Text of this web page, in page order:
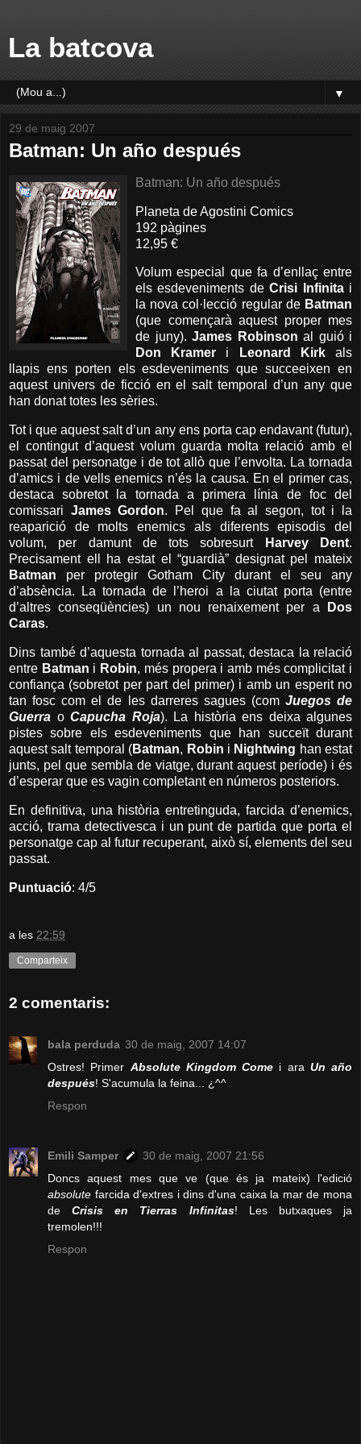
La batcova
▼
29 de maig 2007
Batman: Un año después
Batman: Un año después
Planeta de Agostini Comics
192 pàgines
12,95 €
Volum especial que fa d’enllaç entre
els esdeveniments deCrisi Infinitai
la nova col·lecció regular de Batman
(que començarà aquest proper mes
de juny). James Robinson al guió i
Don Kramer i Leonard Kirkals
llapis ens porten els esdeveniments que succeeixen en
aquest univers de ficció en el salt temporal d’un any que
han donat totes les sèries.
Tot i que aquest salt d’un any ens porta cap endavant (futur),
el contingut d’aquest volum guarda molta relació amb el
passat del personatge i de tot allò que l’envolta. La tornada
d’amics i de vells enemics n’és la causa. En el primer cas,
destaca sobretot la tornada a primera línia de foc del
comissari James Gordon. Pel que fa al segon, tot i la
reaparició de molts enemics als diferents episodis del
volum, per damunt de tots sobresurt
Harvey Dent.
Precisament ell ha estat el “guardià” designat pel mateix
Batman per protegir Gotham City durant el seu any
d’absència. La tornada de l’heroi a la ciutat porta (entre
d’altres conseqüències) un nou renaixement per a
Dos
Caras.
Dins també d’aquesta tornada al passat, destaca la relació
entre Batman i Robin, més propera i amb més complicitat i
confiança (sobretot per part del primer) i amb un esperit no
tan fosc com el de les darreres sagues (com Juegos de
Guerra o Capucha Roja). La història ens deixa algunes
pistes sobre els esdeveniments que han succeït durant
aquest salt temporal (Batman, Robin i Nightwing han estat
junts, pel que sembla de viatge, durant aquest període) i és
d’esperar que es vagin completant en números posteriors.
En definitiva, una història entretinguda, farcida d’enemics,
acció, trama detectivesca i un punt de partida que porta el
personatge cap al futur recuperant, això sí, elements del seu
passat.
Puntuació: 4/5
a les 22:59
Comparteix
2 comentaris:
bala perduda 30 de maig, 2007 14:07
Ostres! Primer Absolute Kingdom Come i ara Un año
después! S'acumula la feina... ¿^^
Respon
Emili Samper
30 de maig, 2007 21:56
Doncs aquest mes que ve (que és ja mateix) l'edició
absolute farcida d'extres i dins d'una caixa la mar de mona
deCrisis en Tierras Infinitas! Les butxaques ja
tremolen!!!
Respon